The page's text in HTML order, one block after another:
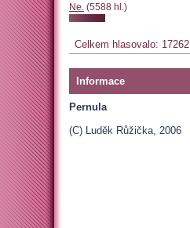
Ne. (5588 hl.)
Celkem hlasovalo: 17262
Informace
Pernula
(C) Luděk Růžička, 2006